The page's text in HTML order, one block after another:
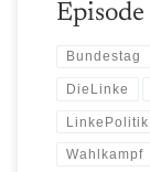
Bundestag
DieLinke
LinkePolitik
Wahlkampf